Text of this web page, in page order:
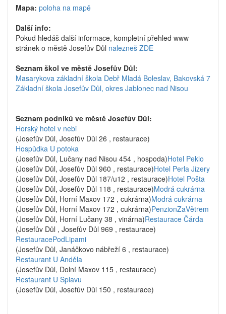
Mapa: poloha na mapě
Další info:
Pokud hledáš další informace, kompletní přehled www
stránek o městě Josefův Důl nalezneš ZDE
Seznam škol ve městě Josefův Důl:
Masarykova základní škola Debř Mladá Boleslav, Bakovská 7
Základní škola Josefův Důl, okres Jablonec nad Nisou
Seznam podniků ve městě Josefův Důl:
Horský hotel v nebi
(Josefův Důl, Josefův Důl 26 , restaurace)
Hospůdka U potoka
(Josefův Důl, Lučany nad Nisou 454 , hospoda)Hotel Peklo
(Josefův Důl, Josefův Důl 960 , restaurace)Hotel Perla Jizery
(Josefův Důl, Josefův Důl 187/u12 , restaurace)Hotel Pošta
(Josefův Důl, Josefův Důl 118 , restaurace)Modrá cukrárna
(Josefův Důl, Horní Maxov 172 , cukrárna)Modrá cukrárna
(Josefův Důl, Horní Maxov 172 , cukrárna)PenzionZaVětrem
(Josefův Důl, Horní Lučany 38 , vinárna)Restaurace Čárda
(Josefův Důl , Josefův Důl 969 , restaurace)
RestauracePodLipami
(Josefův Důl, Janáčkovo nábřeží 6 , restaurace)
Restaurant U Anděla
(Josefův Důl, Dolní Maxov 115 , restaurace)
Restaurant U Splavu
(Josefův Důl, Josefův Důl 150 , restaurace)